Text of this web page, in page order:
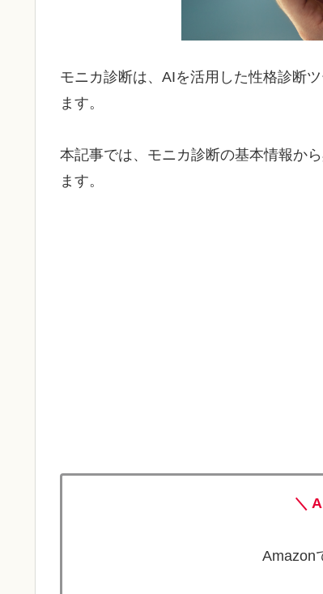
モニカ診断は、AIを活用した性格診断
ます。
本記事では、モニカ診断の基本情報か
ます。
＼
Amazon